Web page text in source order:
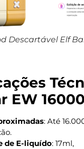
Descartável Elf
EW 16000
: Até
de E-liquído: 17ml,